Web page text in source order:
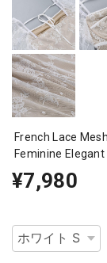
French Lace
Feminine
¥7,980